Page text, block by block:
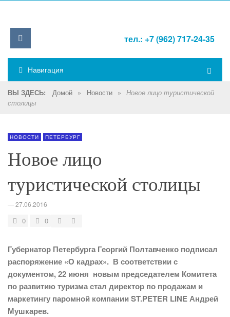
тел.: +7 (962) 717-24-35
Навигация
ВЫ ЗДЕСЬ: Домой » Новости »
Новое лицо туристической
столицы
НОВОСТИ ПЕТЕРБУРГ
Новое лицо
туристической столицы
—27.06.2016
0 0
Губернатор Петербурга Георгий Полтавченко подписал
распоряжение «О кадрах». В соответствии с
документом, 22 июня новым председателем Комитета
по развитию туризма стал директор по продажам и
маркетингу паромной компании ST.PETER LINE Андрей
Мушкарев.